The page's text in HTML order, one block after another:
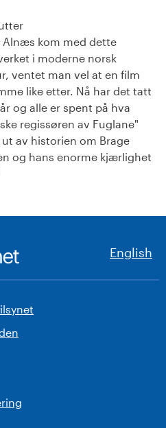
Alnæs kom med dette
i moderne norsk
ventet man vel at en film
like etter. Nå har det tatt
og alle er spent på hva
regissøren av Fuglane"
av historien om Brage
og hans enorme kjærlighet
English